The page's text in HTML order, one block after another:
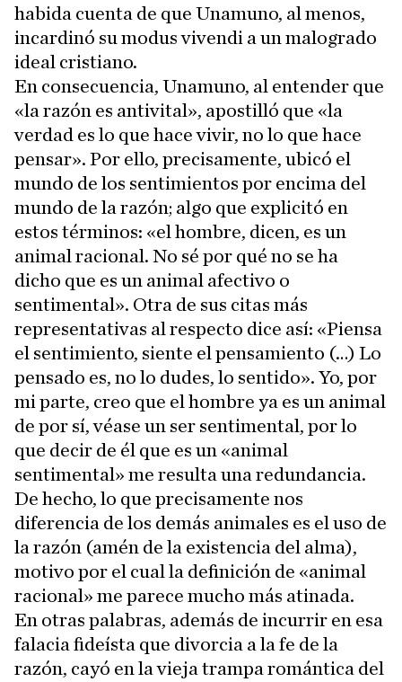
habida cuenta de que Unamuno, al menos,
incardinó su modus vivendi a un malogrado
ideal cristiano.
En consecuencia, Unamuno, al entender que
«la razón es antivital», apostilló que «la
verdad es lo que hace vivir, no lo que hace
pensar». Por ello, precisamente, ubicó el
mundo de los sentimientos por encima del
mundo de la razón; algo que explicitó en
estos términos: «el hombre, dicen, es un
animal racional. No sé por qué no se ha
dicho que es un animal afectivo o
sentimental». Otra de sus citas más
representativas al respecto dice así: «Piensa
el sentimiento, siente el pensamiento (…) Lo
pensado es, no lo dudes, lo sentido». Yo, por
mi parte, creo que el hombre ya es un animal
de por sí, véase un ser sentimental, por lo
que decir de él que es un «animal
sentimental» me resulta una redundancia.
De hecho, lo que precisamente nos
diferencia de los demás animales es el uso de
la razón (amén de la existencia del alma),
motivo por el cual la definición de «animal
racional» me parece mucho más atinada.
En otras palabras, además de incurrir en esa
falacia fideísta que divorcia a la fe de la
razón, cayó en la vieja trampa romántica del